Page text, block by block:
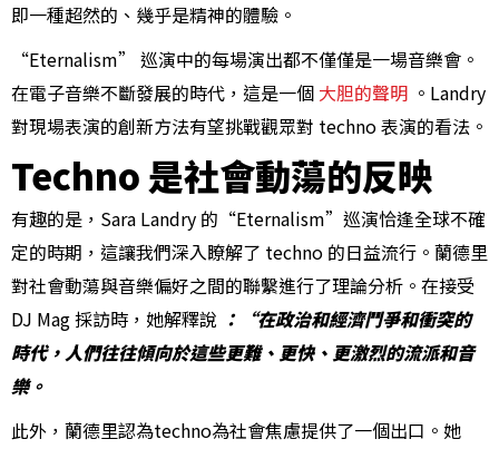
即一種超然的、幾乎是精神的體驗。
“Eternalism” 巡演中的每場演出都不僅僅是一場音樂會。
在電子音樂不斷發展的時代，這是一個 大胆的聲明 。Landry
對現場表演的創新方法有望挑戰觀眾對 techno 表演的看法。
Techno 是社會動蕩的反映
有趣的是，Sara Landry 的“Eternalism”巡演恰逢全球不確
定的時期，這讓我們深入瞭解了 techno 的日益流行。蘭德里
對社會動蕩與音樂偏好之間的聯繫進行了理論分析。在接受
DJ Mag 採訪時，她解釋說 ：“在政治和經濟鬥爭和衝突的
時代，人們往往傾向於這些更難、更快、更激烈的流派和音
樂。
此外，蘭德里認為techno為社會焦慮提供了一個出口。她